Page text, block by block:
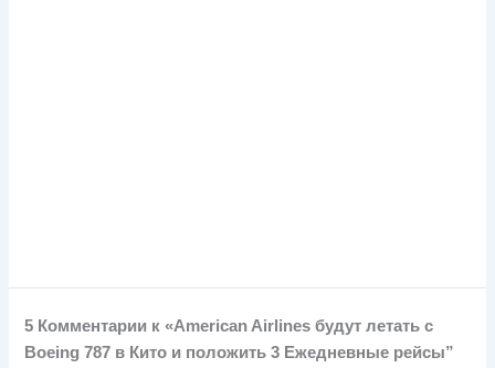
5 Комментарии к «American Airlines будут летать с
Boeing 787 в Кито и положить 3 Ежедневные рейсы”